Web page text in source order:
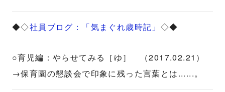
◆◇社員ブログ：「気まぐれ歳時記」 ◇◆
○育児編：やらせてみる［ゆ］ （2017.02.21）
→保育園の懇談会で印象に残った言葉とは......。